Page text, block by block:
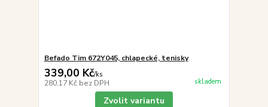
Befado Tim 672Y045, chlapecké, tenisky
339,00 Kč/ks
280,17 Kč bez DPH skladem
Zvolit variantu